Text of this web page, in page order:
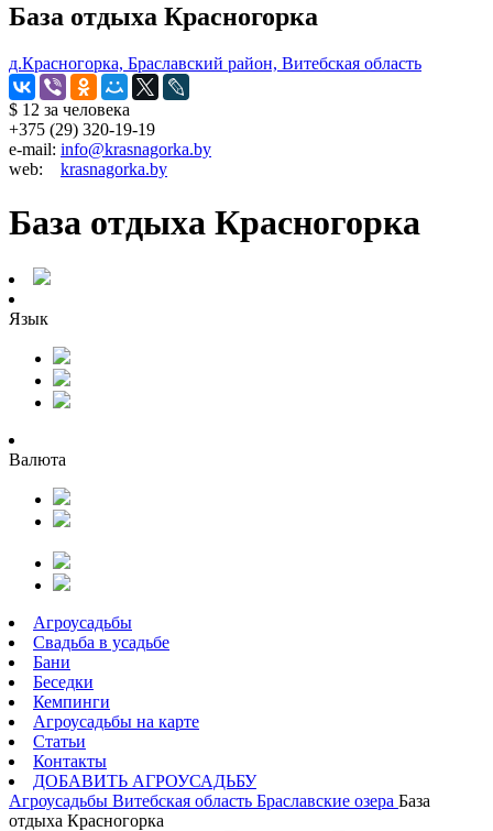
База отдыха Красногорка
д.Красногорка, Браславский район, Витебская область
$ 12 за человека
+375 (29) 320-19-19
e-mail: info@krasnagorka.by
web: krasnagorka.by
База отдыха Красногорка
Язык
Валюта
Агроусадьбы
Свадьба в усадьбе
Бани
Беседки
Кемпинги
Агроусадьбы на карте
Статьи
Контакты
ДОБАВИТЬ АГРОУСАДЬБУ
Агроусадьбы Витебская область Браславские озера База
отдыха Красногорка